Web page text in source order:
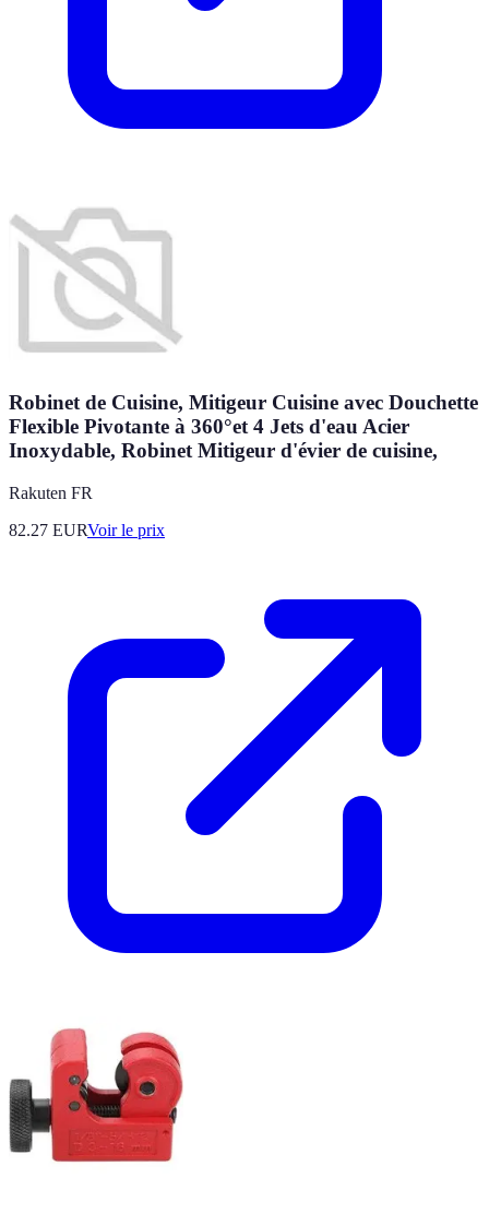
Robinet de Cuisine, Mitigeur Cuisine avec Douchette
Flexible Pivotante à 360°et 4 Jets d'eau Acier
Inoxydable, Robinet Mitigeur d'évier de cuisine,
Rakuten FR
82.27 EURVoir le prix